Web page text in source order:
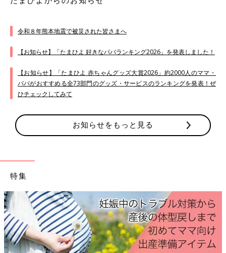
令和８年熊本地震で被災された皆さまへ
【お知らせ】「たまひよ 好きなパパランキング2026」を発表しました！
【お知らせ】「たまひよ 赤ちゃんグッズ大賞2026」約2000人のママ・
パパがおすすめる全73部門のグッズ・サービスのランキングを発表！ぜ
ひチェックしてみて
お知らせをもっと見る
特集